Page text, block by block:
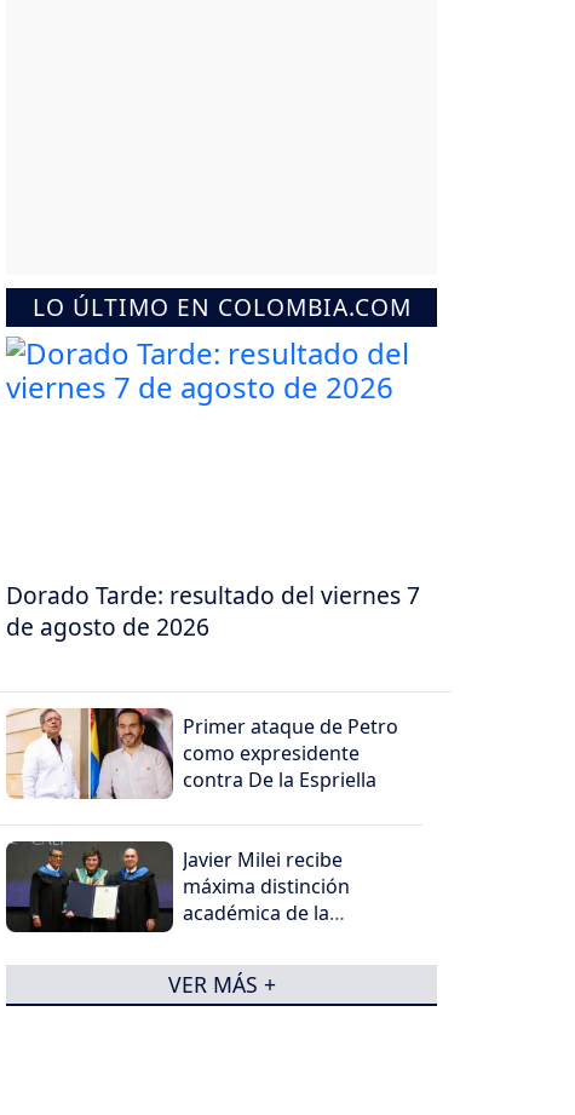
LO ÚLTIMO EN COLOMBIA.COM
Dorado Tarde: resultado del viernes 7
de agosto de 2026
Primer ataque de Petro
como expresidente
contra De la Espriella
Javier Milei recibe
máxima distinción
académica de la
Cali
VER MÁS +